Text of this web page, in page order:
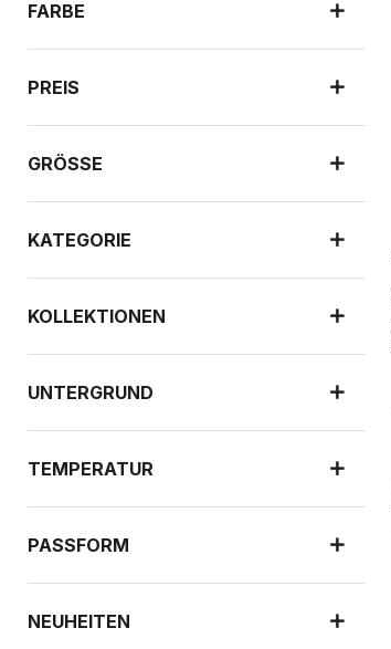
FARBE
PREIS
GRÖSSE
KATEGORIE
KOLLEKTIONEN
UNTERGRUND
TEMPERATUR
PASSFORM
NEUHEITEN